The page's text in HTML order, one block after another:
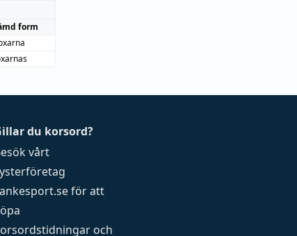
form
du korsord?
vårt
för att
och